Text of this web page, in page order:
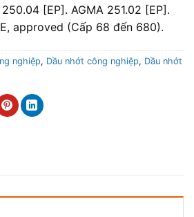
[EP]. AGMA 251.02 [EP].
approved (Cấp 68 đến 680).
nghiệp, Dầu nhớt công nghiệp, Dầu nhớt